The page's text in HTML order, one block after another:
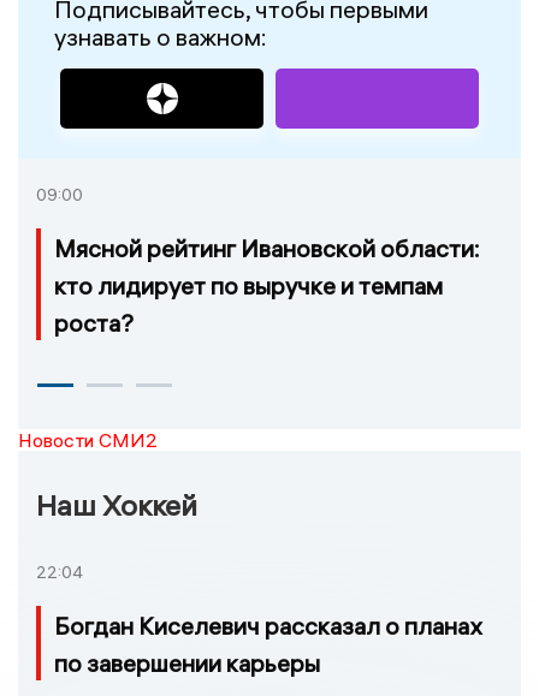
Подписывайтесь, чтобы первыми
узнавать о важном:
09:00
Мясной рейтинг Ивановской области:
кто лидирует по выручке и темпам
роста?
Новости СМИ2
Наш Хоккей
22:04
Богдан Киселевич рассказал о планах
по завершении карьеры